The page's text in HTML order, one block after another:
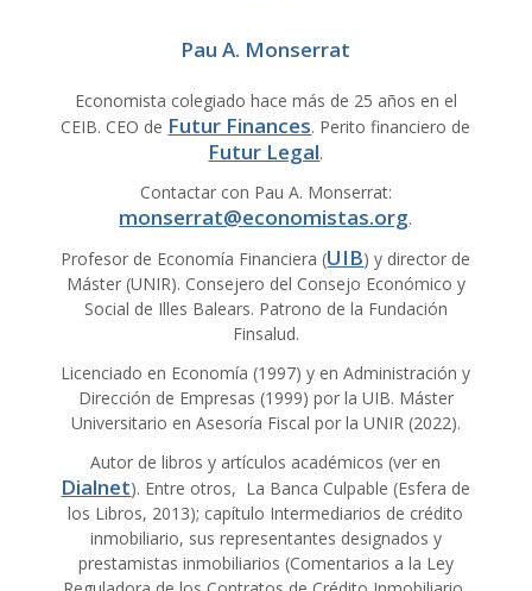
Pau A. Monserrat
Economista colegiado hace más de 25 años en el
CEIB. CEO de Futur Finances. Perito financiero de
Futur Legal.
Contactar con Pau A. Monserrat:
monserrat@economistas.org.
Profesor de Economía Financiera (UIB) y director de
Máster (UNIR). Consejero del Consejo Económico y
Social de Illes Balears. Patrono de la Fundación
Finsalud.
Licenciado en Economía (1997) y en Administración y
Dirección de Empresas (1999) por la UIB. Máster
Universitario en Asesoría Fiscal por la UNIR (2022).
Autor de libros y artículos académicos (ver en
Dialnet). Entre otros, La Banca Culpable (Esfera de
los Libros, 2013); capítulo Intermediarios de crédito
inmobiliario, sus representantes designados y
prestamistas inmobiliarios (Comentarios a la Ley